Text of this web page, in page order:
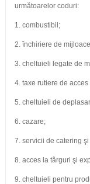
următoarelor coduri:
1. combustibil;
2. închiriere de
3. cheltuieli legate de
4. taxe rutiere de
5. cheltuieli de
6. cazare;
7. servicii de catering
8. acces la târguri şi
9. cheltuieli pentru